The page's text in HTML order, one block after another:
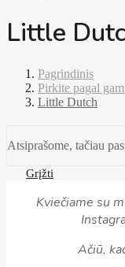
Little
Pagrindinis
Pirkite pagal
Little Dutch
Atsiprašome, tačiau
Grįžti
Kviečiame su
Ačiū,